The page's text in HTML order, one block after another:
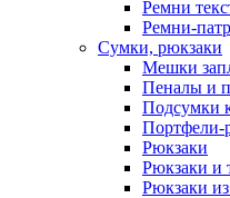
Ремни
Ремни-
Сумки, рюкзаки
Мешки
Пеналы и
Подсумки
Портфели-
Рюкзаки
Рюкзаки и
Рюкзаки